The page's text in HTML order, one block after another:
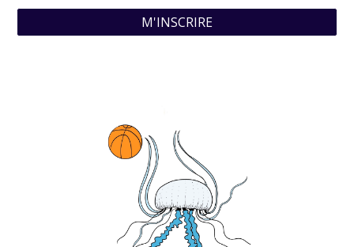
M'INSCRIRE